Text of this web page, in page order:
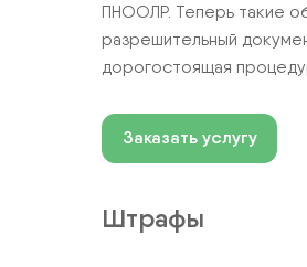
ПНООЛР. Теперь такие
разрешительный
дорогостоящая
Заказать услугу
Штрафы